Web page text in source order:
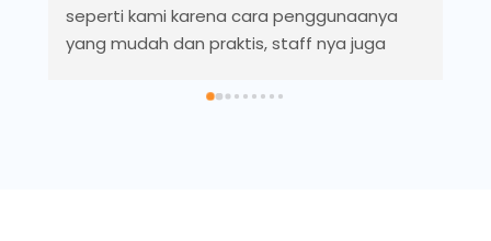
seperti kami karena cara penggunaanya
yang mudah dan praktis, staff nya juga